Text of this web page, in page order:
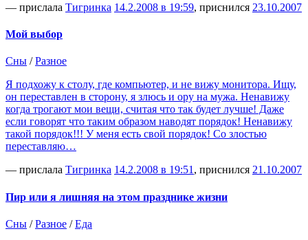
— прислала Тигринка 14.2.2008 в 19:59, приснился 23.10.2007
Мой выбор
Сны /Разное
Я подхожу к столу, где компьютер, и не вижу монитора. Ищу,
он переставлен в сторону, я злюсь и ору на мужа. Ненавижу
когда трогают мои вещи, считая что так будет лучше! Даже
если говорят что таким образом наводят порядок! Ненавижу
такой порядок!!! У меня есть свой порядок! Со злостью
переставляю…
— прислала Тигринка 14.2.2008 в 19:51 , приснился 21.10.2007
Пир или я лишняя на этом празднике жизни
Сны /Разное /Еда